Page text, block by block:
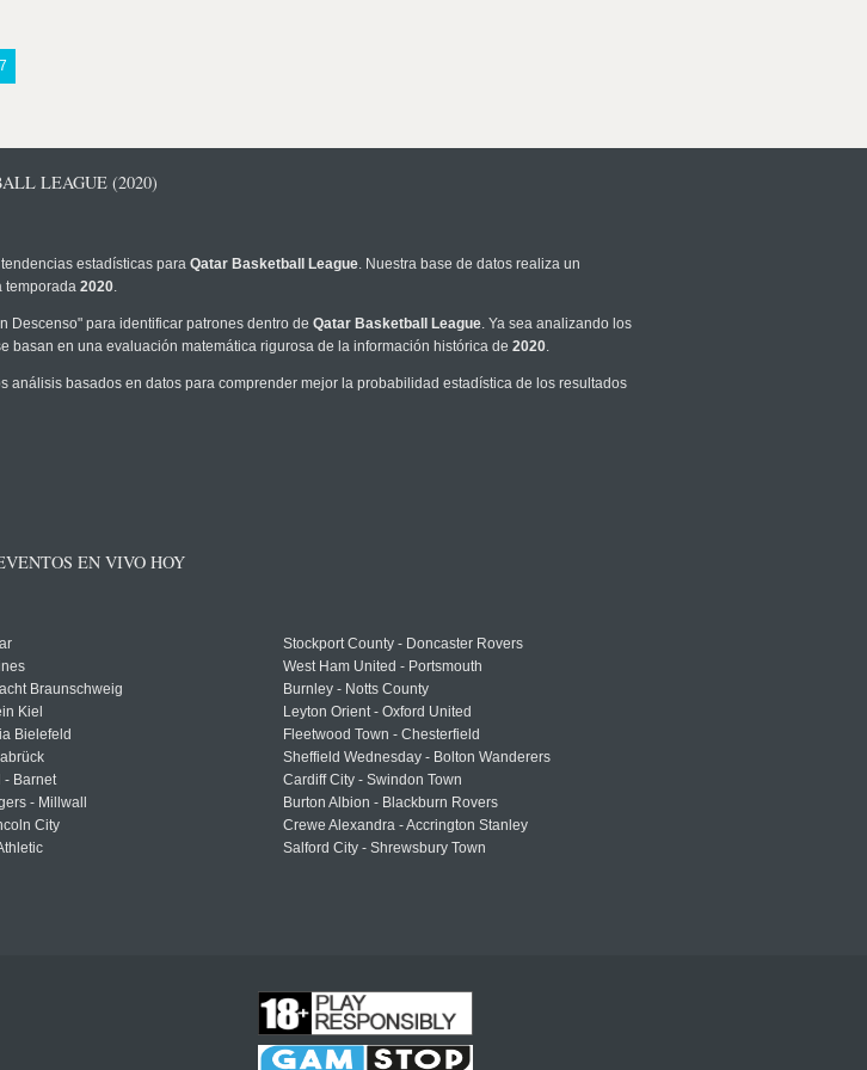
LEAGUE (2020)
estadísticas para Qatar Basketball League. Nuestra base de datos realiza un
temporada 2020.
Descenso" para identificar patrones dentro de Qatar Basketball League. Ya sea analizando los
en una evaluación matemática rigurosa de la información histórica de 2020.
análisis basados en datos para comprender mejor la probabilidad estadística de los resultados
EN VIVO HOY
Braunschweig
Kiel
Bielefeld
- Barnet
- Millwall
City
Stockport County - Doncaster Rovers
West Ham United - Portsmouth
Burnley - Notts County
Leyton Orient - Oxford United
Fleetwood Town - Chesterfield
Sheffield Wednesday - Bolton Wanderers
Cardiff City - Swindon Town
Burton Albion - Blackburn Rovers
Crewe Alexandra - Accrington Stanley
Salford City - Shrewsbury Town